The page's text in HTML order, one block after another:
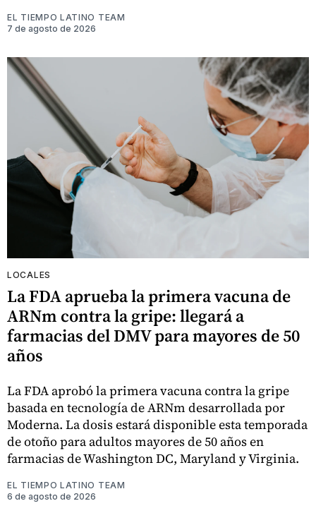
EL TIEMPO LATINO TEAM
7 de agosto de 2026
LOCALES
La FDA aprueba la primera vacuna de
ARNm contra la gripe: llegará a
farmacias del DMV para mayores de 50
años
La FDA aprobó la primera vacuna contra la gripe
basada en tecnología de ARNm desarrollada por
Moderna. La dosis estará disponible esta temporada
de otoño para adultos mayores de 50 años en
farmacias de Washington DC, Maryland y Virginia.
EL TIEMPO LATINO TEAM
6 de agosto de 2026